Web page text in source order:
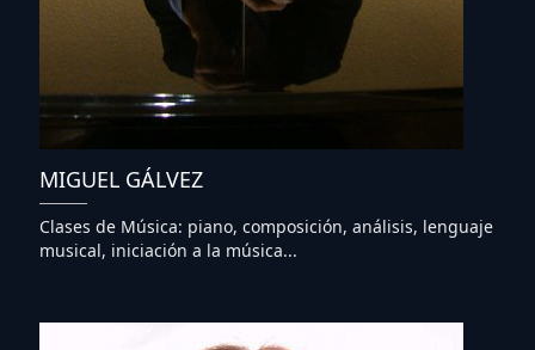
MIGUEL GÁLVEZ
Clases de Música: piano, composición, análisis, lenguaje
musical, iniciación a la música...